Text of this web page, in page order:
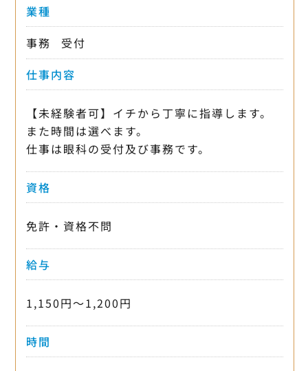
業種
事務
受付
仕事内容
【未経験者可】イチから丁寧に指導します。
また時間は選べます。
仕事は眼科の受付及び事務です。
資格
免許・資格不問
給与
1,150円〜1,200円
時間